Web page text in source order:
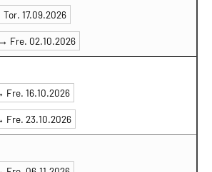
Tor. 17.09.2026
Fre. 02.10.2026
Fre. 16.10.2026
Fre. 23.10.2026